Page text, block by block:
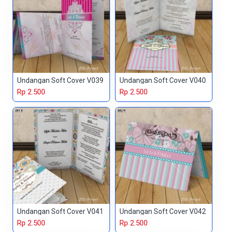
Undangan Soft Cover V039
Rp 2.500
Undangan Soft Cover V040
Rp 2.500
Undangan Soft Cover V041
Rp 2.500
Undangan Soft Cover V042
Rp 2.500